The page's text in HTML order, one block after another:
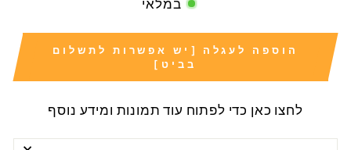
במלאי
הוספה לעגלה [יש אפשרות לתשלום
בביט]
לחצו כאן כדי לפתוח עוד תמונות ומידע נוסף